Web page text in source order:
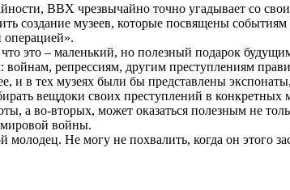
ВВХ чрезвычайно точно угадывает со
создание музеев, которые посвящены
операцией».
это – маленький, но полезный подарок
войнам, репрессиям, другим преступлениям
и в тех музеях были бы представлены
вещдоки своих преступлений в
а во-вторых, может оказаться полезным не
мировой войны.
Не могу не похвалить, когда он этого